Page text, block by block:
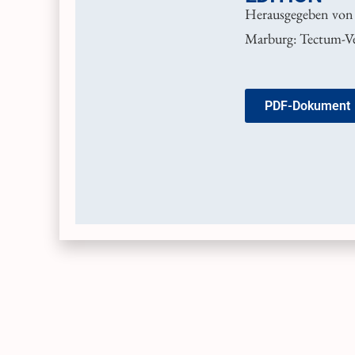
Herausgegeben
Marburg: Tectum-
PDF-Dokument